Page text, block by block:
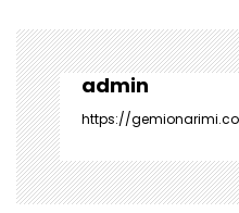
e
z
i
n
m
e
s
admin
https://